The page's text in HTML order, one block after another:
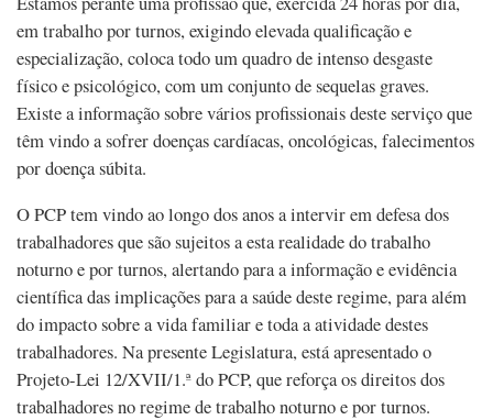
em trabalho por turnos, exigindo elevada qualificação e
especialização, coloca todo um quadro de intenso desgaste
físico e psicológico, com um conjunto de sequelas graves.
Existe a informação sobre vários profissionais deste serviço que
têm vindo a sofrer doenças cardíacas, oncológicas, falecimentos
por doença súbita.
O PCP tem vindo ao longo dos anos a intervir em defesa dos
trabalhadores que são sujeitos a esta realidade do trabalho
noturno e por turnos, alertando para a informação e evidência
científica das implicações para a saúde deste regime, para além
do impacto sobre a vida familiar e toda a atividade destes
trabalhadores. Na presente Legislatura, está apresentado o
Projeto-Lei 12/XVII/1.ª do PCP, que reforça os direitos dos
trabalhadores no regime de trabalho noturno e por turnos.